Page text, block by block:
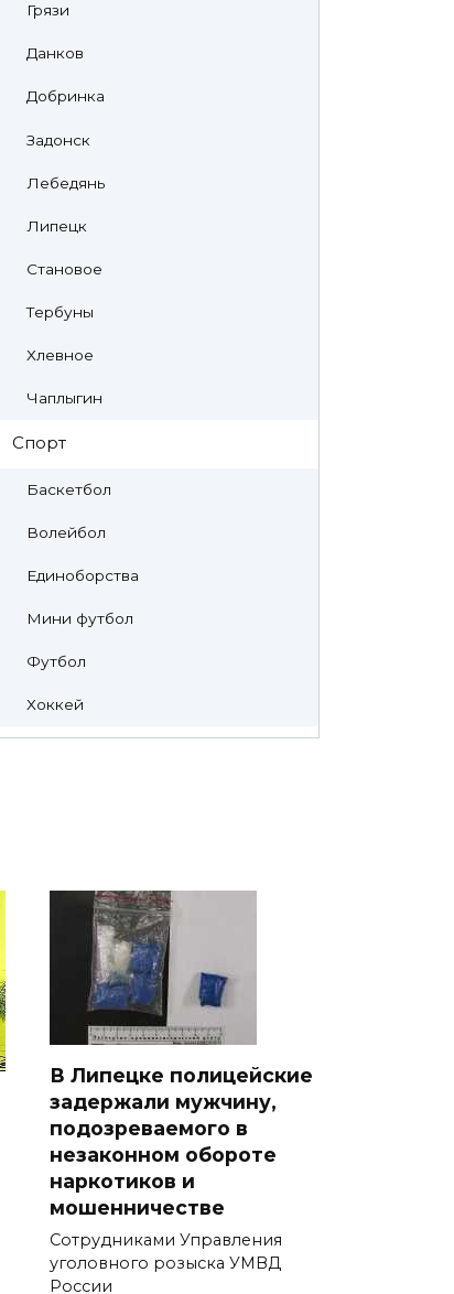
Грязи
Данков
Добринка
Задонск
Лебедянь
Липецк
Становое
Тербуны
Хлевное
Чаплыгин
Спорт
Баскетбол
Волейбол
Единоборства
Мини футбол
Футбол
Хоккей
В Липецке полицейские
задержали мужчину,
подозреваемого в
незаконном обороте
наркотиков и
мошенничестве
Сотрудниками Управления
уголовного розыска УМВД
России